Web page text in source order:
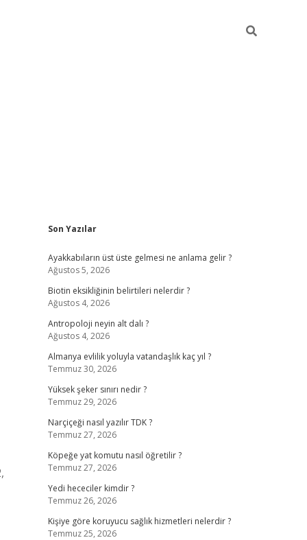
Sidebar
Son Yazılar
Ayakkabıların üst üste gelmesi ne anlama gelir ?
Ağustos 5, 2026
Biotin eksikliğinin belirtileri nelerdir ?
Ağustos 4, 2026
Antropoloji neyin alt dalı ?
Ağustos 4, 2026
Almanya evlilik yoluyla vatandaşlık kaç yıl ?
Temmuz 30, 2026
Yüksek şeker sınırı nedir ?
Temmuz 29, 2026
Narçiçeği nasıl yazılır TDK ?
Temmuz 27, 2026
Köpeğe yat komutu nasıl öğretilir ?
Temmuz 27, 2026
Yedi hececiler kimdir ?
Temmuz 26, 2026
Kişiye göre koruyucu sağlık hizmetleri nelerdir ?
Temmuz 25, 2026